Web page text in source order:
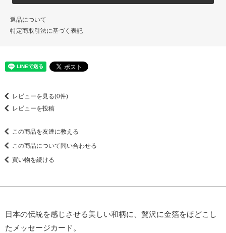
返品について
特定商取引法に基づく表記
レビューを見る(0件)
レビューを投稿
この商品を友達に教える
この商品について問い合わせる
買い物を続ける
日本の伝統を感じさせる美しい和柄に、贅沢に金箔をほどこし
たメッセージカード。